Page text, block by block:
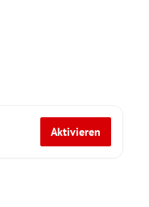
Aktivieren